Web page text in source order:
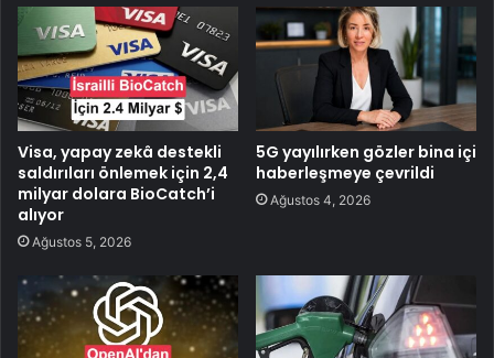
Visa, yapay zekâ destekli
saldırıları önlemek için 2,4
milyar dolara BioCatch’i
alıyor
Ağustos 5, 2026
5G yayılırken gözler bina içi
haberleşmeye çevrildi
Ağustos 4, 2026